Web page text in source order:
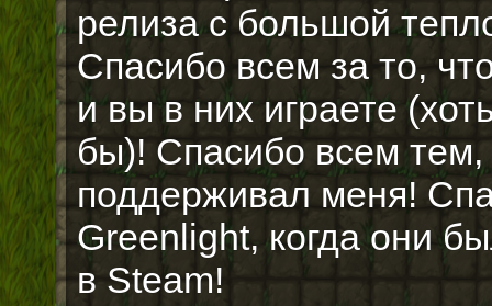
релиза с большой
Спасибо всем за то,
и вы в них играете
бы)! Спасибо всем тем,
поддерживал меня!
Greenlight, когда они
в Steam!